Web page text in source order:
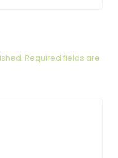
Required fields are